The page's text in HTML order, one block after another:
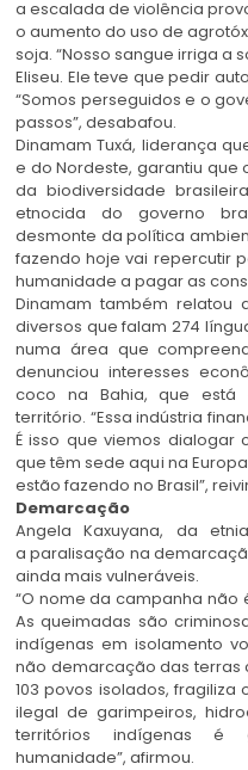
a escalada de violência
o aumento do uso de
soja. “Nosso sangue irriga a
Eliseu. Ele teve que pedir
“Somos perseguidos e o
passos”, desabafou.
Dinamam Tuxá, liderança
e do Nordeste, garantiu que
da biodiversidade
etnocida do governo
desmonte da política
fazendo hoje vai repercutir
humanidade a pagar as
Dinamam também relatou
diversos que falam 274
numa área que
denunciou interesses
coco na Bahia, que está
território. “Essa indústria
É isso que viemos dialogar
que têm sede aqui na
estão fazendo no Brasil”,
Demarcação
Angela Kaxuyana, da
a paralisação na
ainda mais vulneráveis.
“O nome da campanha não
As queimadas são
indígenas em isolamento
não demarcação das terras
103 povos isolados,
ilegal de garimpeiros,
territórios indígenas é
humanidade”, afirmou.